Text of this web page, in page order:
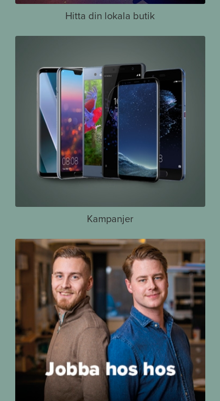
Hitta din lokala butik
Kampanjer